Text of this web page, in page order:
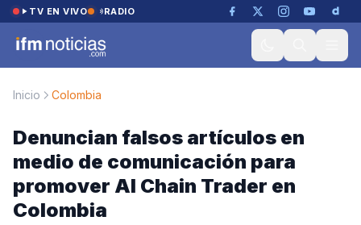
Saltar al contenido
TV EN VIVO RADIO
Inicio Colombia
Denuncian falsos artículos en
medio de comunicación para
promover AI Chain Trader en
Colombia